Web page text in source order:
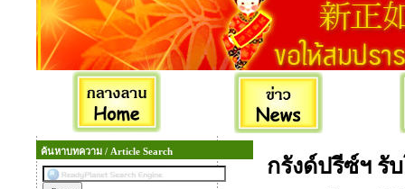
ค้นหาบทความ / Article Search
กรังด์ปรีซ์ฯ รั